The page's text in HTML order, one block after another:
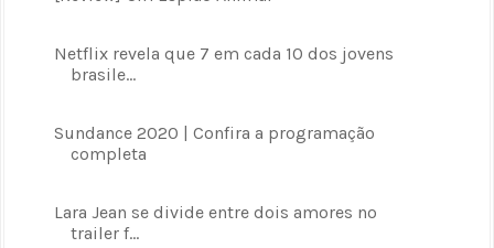
Netflix revela que 7 em cada 10 dos jovens
brasile...
Sundance 2020 | Confira a programação
completa
Lara Jean se divide entre dois amores no
trailer f...